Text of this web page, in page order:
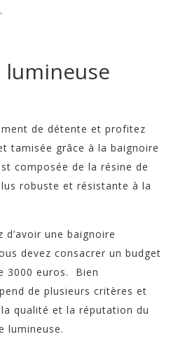
lumineuse
de détente et profitez
tamisée grâce à la baignoire
composée de la résine de
robuste et résistante à la
une baignoire
devez consacrer un budget
3000 euros. Bien
de plusieurs critères et
qualité et la réputation du
lumineuse.